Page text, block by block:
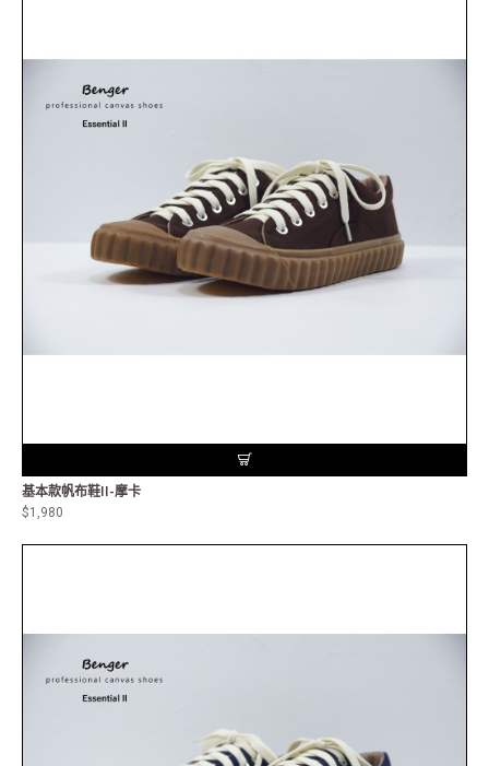
基本款帆布鞋II-摩卡
$1,980